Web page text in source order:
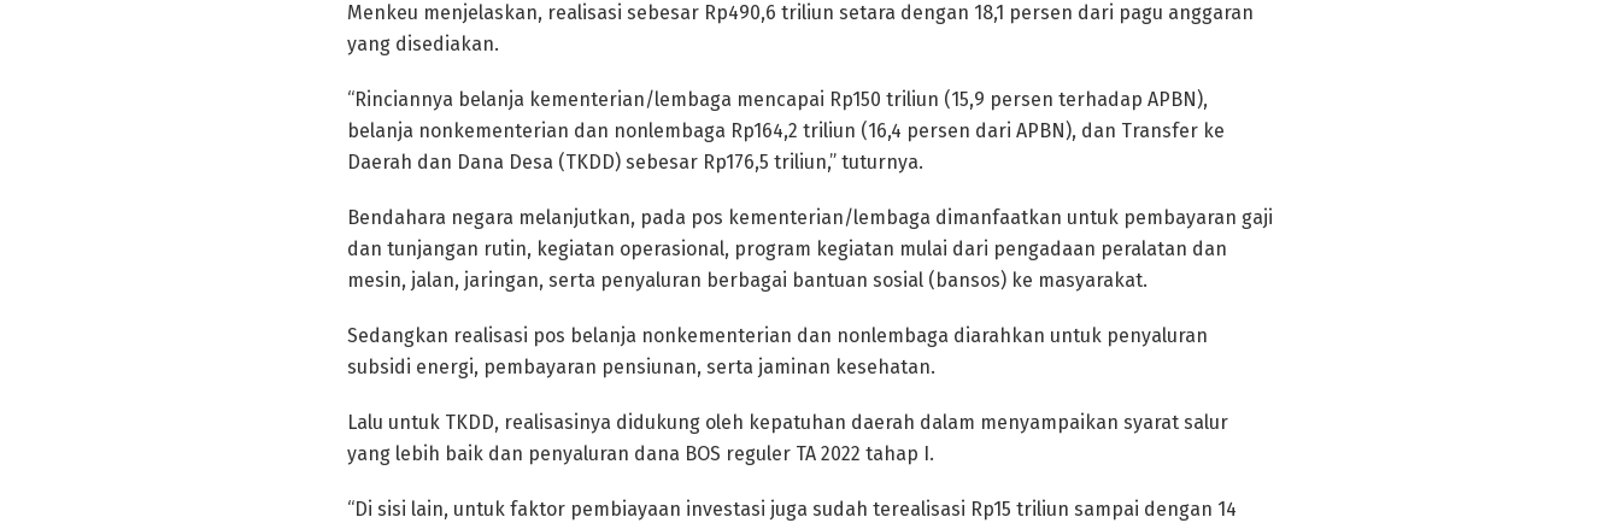
Menkeu menjelaskan, realisasi sebesar Rp490,6 triliun setara dengan 18,1 persen dari pagu anggaran
yang disediakan.
“Rinciannya belanja kementerian/lembaga mencapai Rp150 triliun (15,9 persen terhadap APBN),
belanja nonkementerian dan nonlembaga Rp164,2 triliun (16,4 persen dari APBN), dan Transfer ke
Daerah dan Dana Desa (TKDD) sebesar Rp176,5 triliun,” tuturnya.
Bendahara negara melanjutkan, pada pos kementerian/lembaga dimanfaatkan untuk pembayaran gaji
dan tunjangan rutin, kegiatan operasional, program kegiatan mulai dari pengadaan peralatan dan
mesin, jalan, jaringan, serta penyaluran berbagai bantuan sosial (bansos) ke masyarakat.
Sedangkan realisasi pos belanja nonkementerian dan nonlembaga diarahkan untuk penyaluran
subsidi energi, pembayaran pensiunan, serta jaminan kesehatan.
Lalu untuk TKDD, realisasinya didukung oleh kepatuhan daerah dalam menyampaikan syarat salur
yang lebih baik dan penyaluran dana BOS reguler TA 2022 tahap I.
“Di sisi lain, untuk faktor pembiayaan investasi juga sudah terealisasi Rp15 triliun sampai dengan 14